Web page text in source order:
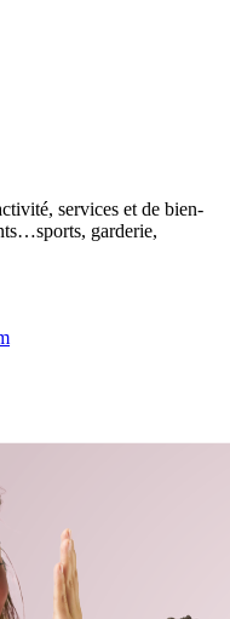
services et de bien-
garderie,